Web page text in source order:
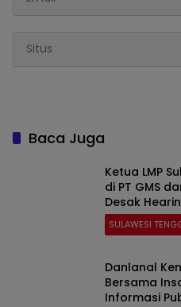
Baca Juga
Ketua LMP
di PT GMS
Desak
Siapkan Aksi
SULAWESI
Danlanal
Bersama
Informasi